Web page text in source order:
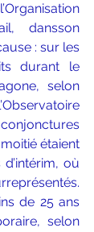
dansson
: sur les
durant le
selon
étaient
où
de 25 ans
selon